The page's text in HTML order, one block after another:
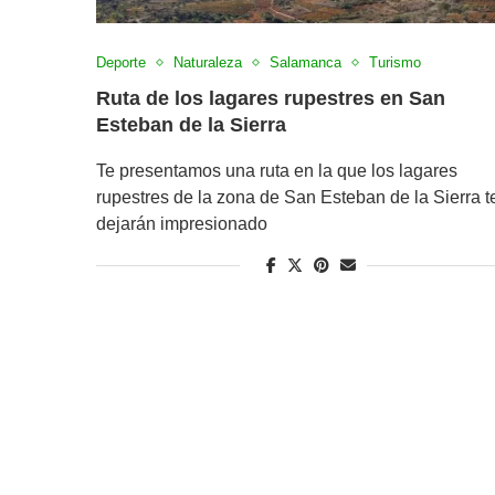
Deporte Naturaleza Salamanca Turismo
Ruta de los lagares rupestres en San
Esteban de la Sierra
Te presentamos una ruta en la que los lagares
rupestres de la zona de San Esteban de la Sierra
dejarán impresionado